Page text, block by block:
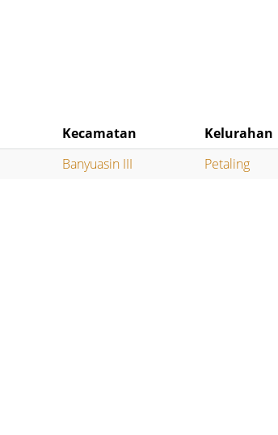
Kecamatan
Kelurahan
Banyuasin III Petaling